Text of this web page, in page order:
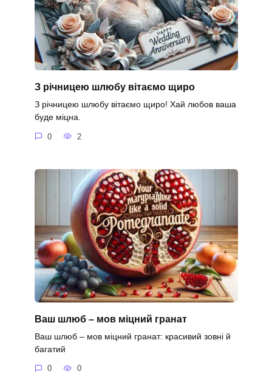
З річницею шлюбу вітаємо щиро
З річницею шлюбу вітаємо щиро! Хай любов ваша
буде міцна.
0 2
Ваш шлюб – мов міцний гранат
Ваш шлюб – мов міцний гранат: красивий зовні й
багатий
0 0